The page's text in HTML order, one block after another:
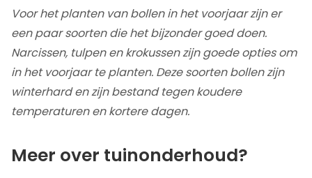
Voor het planten van bollen in het voorjaar zijn er
een paar soorten die het bijzonder goed doen.
Narcissen, tulpen en krokussen zijn goede opties om
in het voorjaar te planten. Deze soorten bollen zijn
winterhard en zijn bestand tegen koudere
temperaturen en kortere dagen.
Meer over tuinonderhoud?